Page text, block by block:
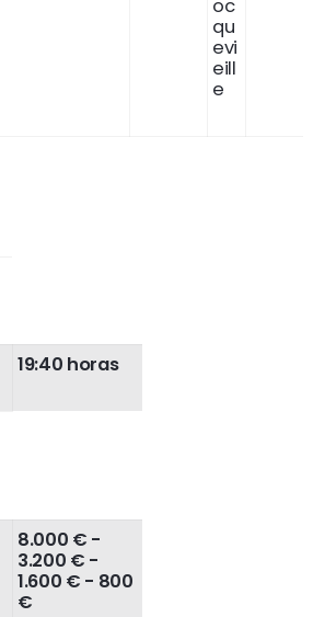
oc
qu
evi
eill
e
19:40 horas
8.000 € -
3.200 € -
1.600 € - 800
€